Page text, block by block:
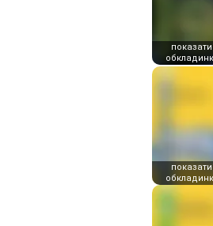
показати
показати